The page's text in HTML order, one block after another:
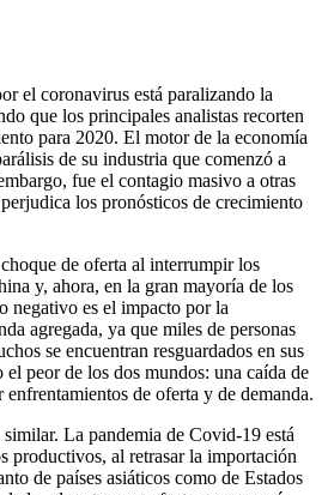
el coronavirus está paralizando la
que los principales analistas recorten
para 2020. El motor de la economía
de su industria que comenzó a
fue el contagio masivo a otras
los pronósticos de crecimiento
de oferta al interrumpir los
y, ahora, en la gran mayoría de los
negativo es el impacto por la
agregada, ya que miles de personas
se encuentran resguardados en sus
peor de los dos mundos: una caída de
de oferta y de demanda.
La pandemia de Covid-19 está
productivos, al retrasar la importación
de países asiáticos como de Estados